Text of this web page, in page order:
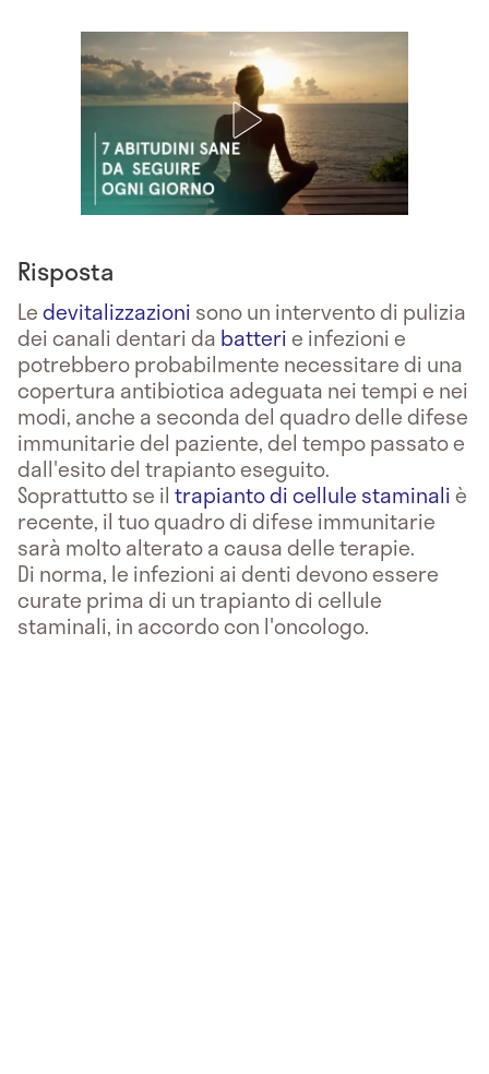
Risposta
Ledevitalizzazioni sono un intervento di pulizia
dei canali dentari da batterie infezioni e
potrebbero probabilmente necessitare di una
copertura antibiotica adeguata nei tempi e nei
modi, anche a seconda del quadro delle difese
immunitarie del paziente, del tempo passato e
dall'esito del trapianto eseguito.
Soprattutto se il trapianto di cellule staminaliè
recente, il tuo quadro di difese immunitarie
sarà molto alterato a causa delle terapie.
Di norma, le infezioni ai denti devono essere
curate prima di un trapianto di cellule
staminali, in accordo con l'oncologo.